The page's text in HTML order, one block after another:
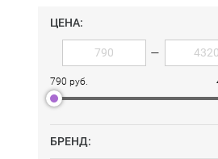
ЦЕНА:
—
790 руб.
БРЕНД: